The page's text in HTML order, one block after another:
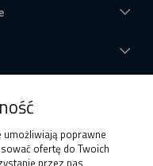
poprawne
ofertę do Twoich
przez nas